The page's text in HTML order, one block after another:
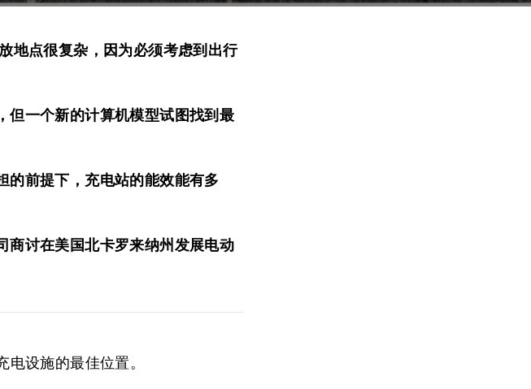
地点很复杂，因为必须考虑到出行
但一个新的计算机模型试图找到最
的前提下，充电站的能效能有多
商讨在美国北卡罗来纳州发展电动
设施的最佳位置。